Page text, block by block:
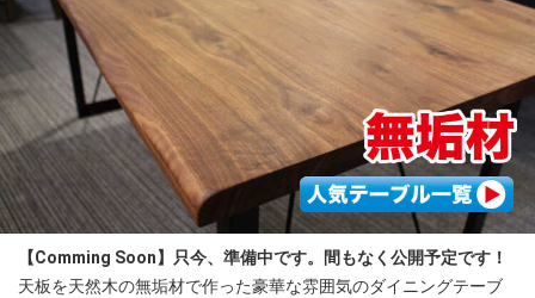
【Comming Soon】只今、準備中です。間もなく公開予定です！
天板を天然木の無垢材で作った豪華な雰囲気のダイニングテーブ